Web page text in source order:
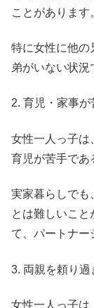
ことがあります
特に女性に他の
弟がいない状況
2. 育児・家事が
女性一人っ子は
育児が苦手であ
実家暮らしでも
とは難しいこ
て、パートナー
3. 両親を頼り過
女性一人っ子は